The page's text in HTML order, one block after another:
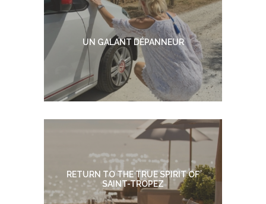
UN GALANT DÉPANNEUR
RETURN TO THE TRUE SPIRIT OF
SAINT-TROPEZ